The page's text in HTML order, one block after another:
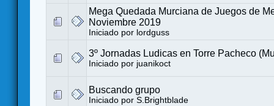
Mega Quedada Murciana de Juegos de
Noviembre 2019
Iniciado por lordguss
3º Jornadas Ludicas en Torre Pacheco
Iniciado por juanikoct
Buscando grupo
Iniciado por S.Brightblade